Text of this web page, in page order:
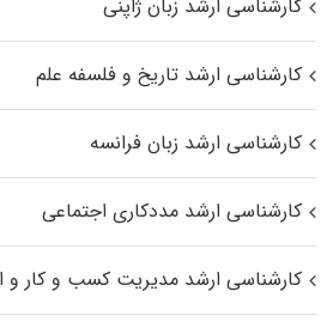
کارشناسی ارشد زبان ژاپنی
کارشناسی ارشد تاریخ و فلسفه علم
کارشناسی ارشد زبان فرانسه
کارشناسی ارشد مددکاری اجتماعی
کارشناسی ارشد مدیریت کسب و کار و